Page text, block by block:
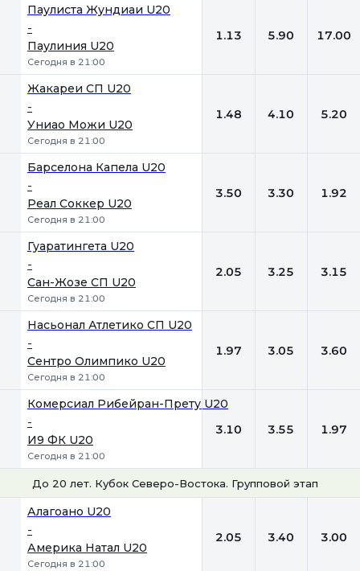
Паулиста Жундиаи U20
-
Паулиния U20
Сегодня в 21:00
1.13 5.90 17.00
Жакареи СП U20
-
Униао Можи U20
Сегодня в 21:00
1.48 4.10 5.20
Барселона Капела U20
-
Реал Соккер U20
Сегодня в 21:00
3.50 3.30 1.92
Гуаратингета U20
-
Сан-Жозе СП U20
Сегодня в 21:00
2.05 3.25 3.15
Насьонал Атлетико СП U20
-
Сентро Олимпико U20
Сегодня в 21:00
1.97 3.05 3.60
Комерсиал Рибейран-Прету U20
-
И9 ФК U20
Сегодня в 21:00
3.10 3.55 1.97
До 20 лет. Кубок Северо-Востока. Групповой этап
Алагоано U20
-
Америка Натал U20
Сегодня в 21:00
2.05 3.40 3.00